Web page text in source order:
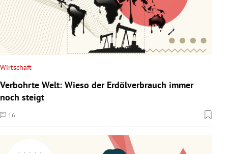
Wirtschaft
Verbohrte Welt: Wieso der Erdölverbrauch immer
noch steigt
16
Kommentare